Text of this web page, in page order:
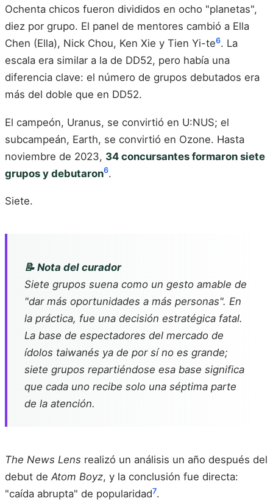
Ochenta chicos fueron divididos en ocho "planetas",
diez por grupo. El panel de mentores cambió a Ella
Chen (Ella), Nick Chou, Ken Xie y Tien Yi-te6. La
escala era similar a la de DD52, pero había una
diferencia clave: el número de grupos debutados era
más del doble que en DD52.
El campeón, Uranus, se convirtió en U:NUS; el
subcampeán, Earth, se convirtió en Ozone. Hasta
noviembre de 2023, 34 concursantes formaron siete
grupos y debutaron6.
Siete.
📝 Nota del curador
Siete grupos suena como un gesto amable de
"dar más oportunidades a más personas". En
la práctica, fue una decisión estratégica fatal.
La base de espectadores del mercado de
ídolos taiwanés ya de por sí no es grande;
siete grupos repartiéndose esa base significa
que cada uno recibe solo una séptima parte
de la atención.
The News Lens realizó un análisis un año después del
debut deAtom Boyz, y la conclusión fue directa:
"caída abrupta" de popularidad7.